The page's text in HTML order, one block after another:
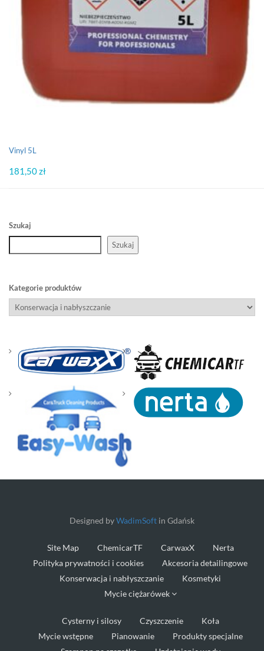
Vinyl 5L
181,50zł
Szukaj
Szukaj
Kategorie produktów
Designed byWadimSoft in Gdańsk
Site Map ChemicarTF CarwaxX
Nerta
Polityka prywatności i cookies
Akcesoria detailingowe
Konserwacja i nabłyszczanie
Kosmetyki
Mycie ciężarówek
Cysterny i silosy Czyszczenie
Koła
Mycie wstępne
Pianowanie
Produkty specjalne